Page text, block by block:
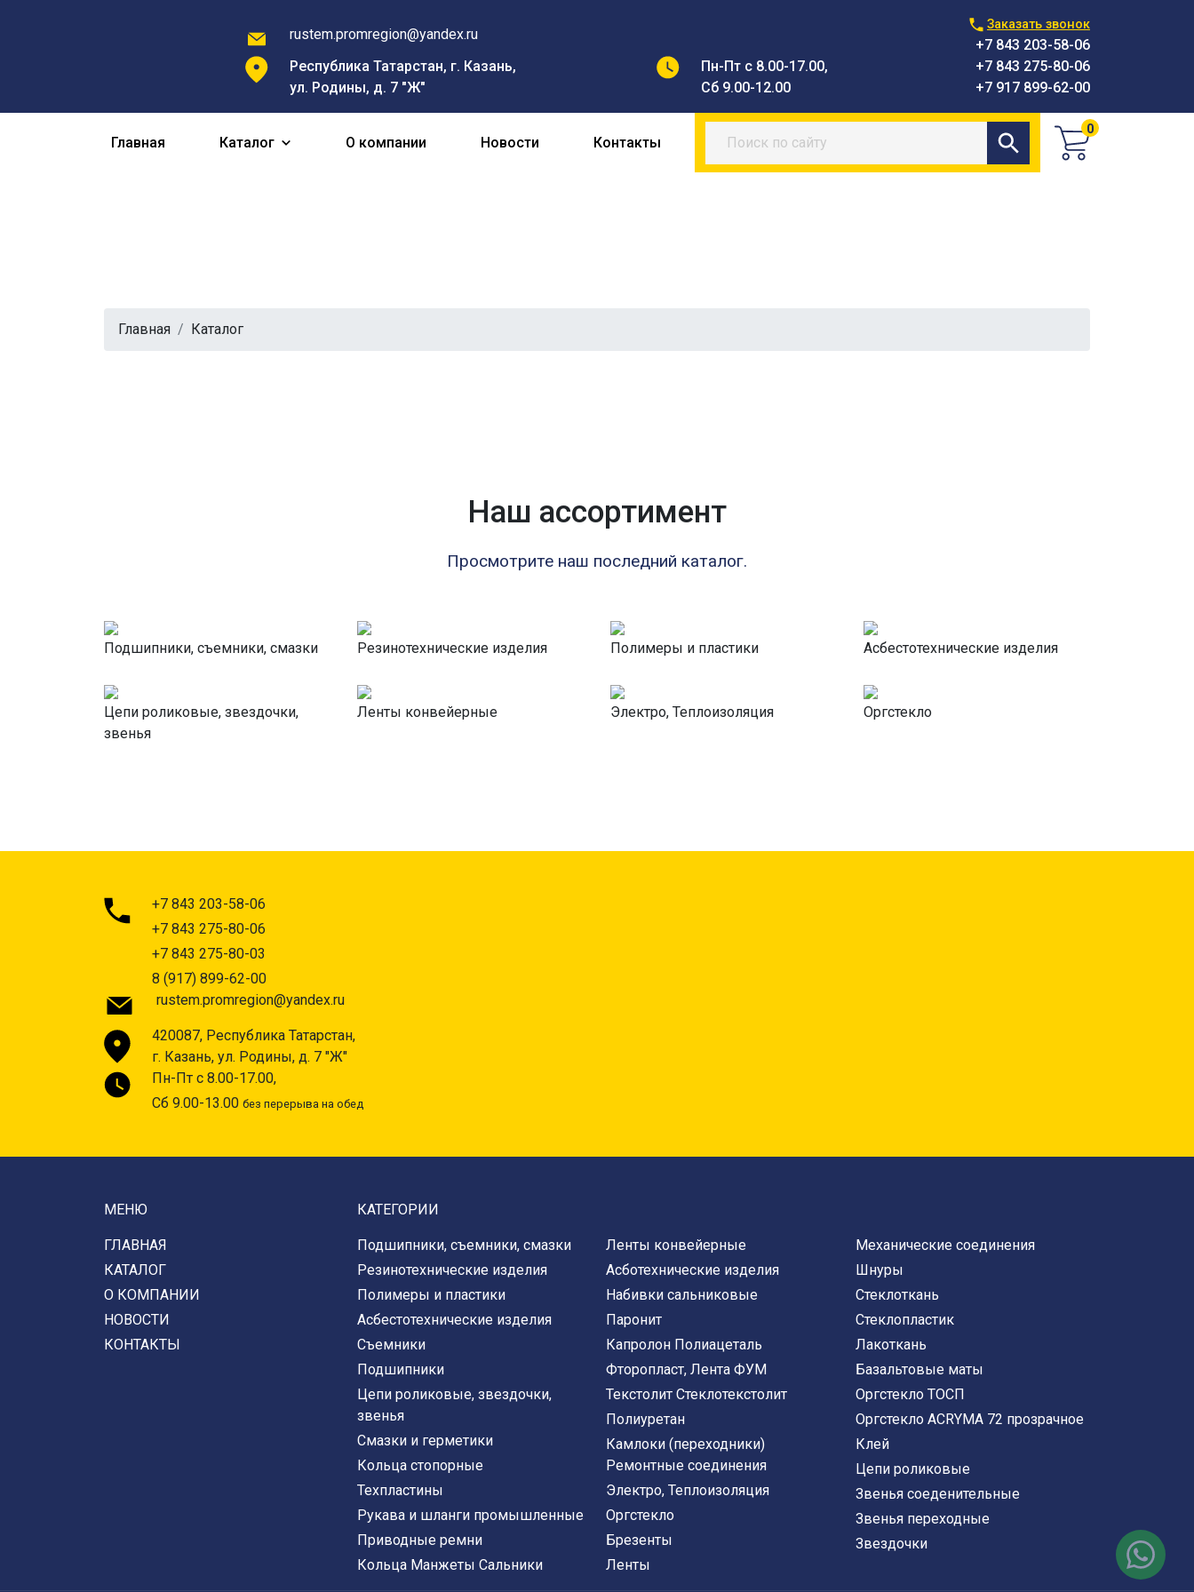
rustem.promregion@yandex.ru
Республика Татарстан, г. Казань,
ул. Родины, д. 7 "Ж"
Пн-Пт с 8.00-17.00,
Сб 9.00-12.00
Заказать звонок
+7 843 203-58-06
+7 843 275-80-06
+7 917 899-62-00
0
Главная Каталог О компании Новости Контакты
Главная Каталог
Наш ассортимент
Просмотрите наш последний каталог.
Подшипники, съемники, смазки Резинотехнические изделия Полимеры и пластики Асбестотехнические изделия
Цепи роликовые, звездочки,
звенья
Ленты конвейерные Электро, Теплоизоляция Оргстекло
+7 843 203-58-06
+7 843 275-80-06
+7 843 275-80-03
8 (917) 899-62-00
rustem.promregion@yandex.ru
420087, Республика Татарстан,
г. Казань, ул. Родины, д. 7 "Ж"
Пн-Пт с 8.00-17.00,
Сб 9.00-13.00 без перерыва на обед
МЕНЮ
ГЛАВНАЯ
КАТАЛОГ
О КОМПАНИИ
НОВОСТИ
КОНТАКТЫ
КАТЕГОРИИ
Подшипники, съемники, смазки
Резинотехнические изделия
Полимеры и пластики
Асбестотехнические изделия
Съемники
Подшипники
Цепи роликовые, звездочки,
звенья
Смазки и герметики
Кольца стопорные
Техпластины
Рукава и шланги промышленные
Приводные ремни
Кольца Манжеты Сальники
Ленты конвейерные
Асботехнические изделия
Набивки сальниковые
Паронит
Капролон Полиацеталь
Фторопласт, Лента ФУМ
Текстолит Стеклотекстолит
Полиуретан
Камлоки (переходники)
Ремонтные соединения
Электро, Теплоизоляция
Оргстекло
Брезенты
Ленты
Механические соединения
Шнуры
Стеклоткань
Стеклопластик
Лакоткань
Базальтовые маты
Оргстекло ТОСП
Оргстекло ACRYMA 72 прозрачное
Клей
Цепи роликовые
Звенья соеденительные
Звенья переходные
Звездочки